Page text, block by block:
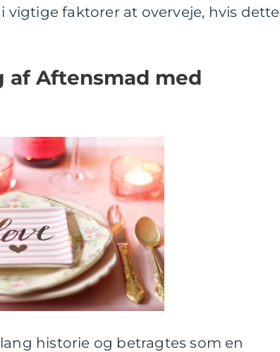
vigtige faktorer at overveje, hvis dette
af Aftensmad med
historie og betragtes som en